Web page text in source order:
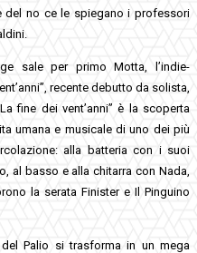
del no ce le spiegano i professori
sale per primo Motta, l’indie-
recente debutto da solista,
fine dei vent’anni” è la scoperta
umana e musicale di uno dei più
alla batteria con i suoi
al basso e alla chitarra con Nada,
la serata Finister e Il Pinguino
Palio si trasforma in un mega